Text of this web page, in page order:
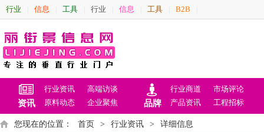
行业 信息 工具 行业 信息 工具 B2B
资讯
行业资讯
高端访谈
原料动态
企业聚焦 品牌
行业商道
市场评论
产品资讯
工程招标
您现在的位置： 首页 > 行业资讯 > 详细信息